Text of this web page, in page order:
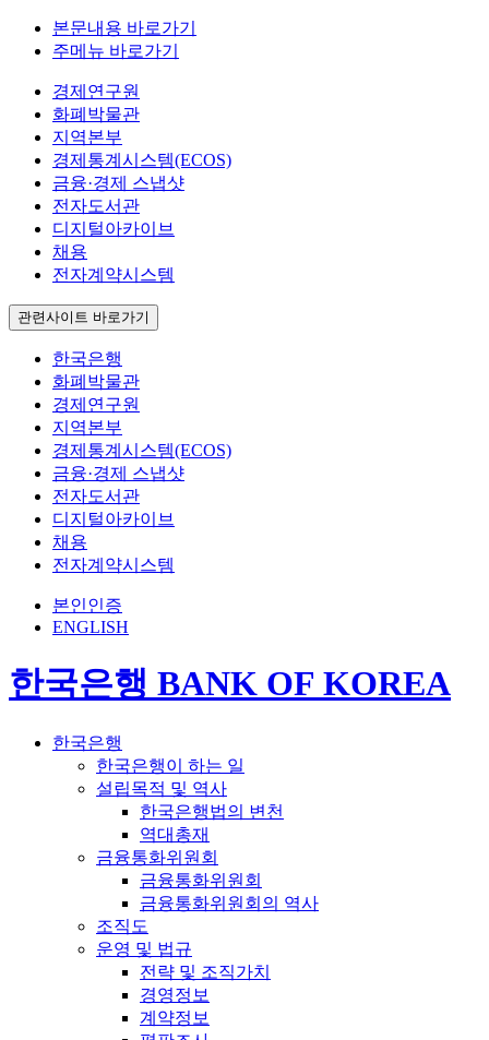
본문내용 바로가기
주메뉴 바로가기
경제연구원
화폐박물관
지역본부
경제통계시스템(ECOS)
금융·경제 스냅샷
전자도서관
디지털아카이브
채용
전자계약시스템
관련사이트 바로가기
한국은행
화폐박물관
경제연구원
지역본부
경제통계시스템(ECOS)
금융·경제 스냅샷
전자도서관
디지털아카이브
채용
전자계약시스템
본인인증
ENGLISH
한국은행 BANK OF KOREA
한국은행
한국은행이 하는 일
설립목적 및 역사
한국은행법의 변천
역대총재
금융통화위원회
금융통화위원회
금융통화위원회의 역사
조직도
운영 및 법규
전략 및 조직가치
경영정보
계약정보